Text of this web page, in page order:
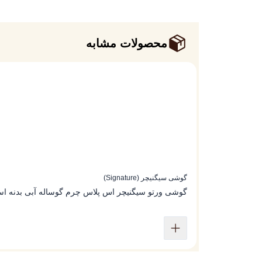
محصولات مشابه
گوشی سیگنیچر (Signature)
گوشی ورتو سیگنیچر اس پلاس چرم گوساله آبی بدنه